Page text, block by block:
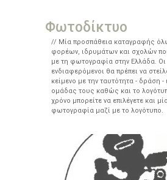
Φωτοδίκτυο
Μία προσπάθεια καταγραφής
φορέων, ιδρυμάτων και σχολών
με τη φωτογραφία στην Ελλάδα. Οι
ενδιαφερόμενοι θα πρέπει να
κείμενο με την ταυτότητα - δράση -
ομάδας τους καθώς και το
χρόνο μπορείτε να επιλέγετε και
φωτογραφία μαζί με το λογότυπο.